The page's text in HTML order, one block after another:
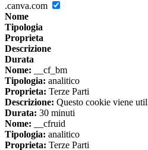
.canva.com
Nome
Tipologia
Proprieta
Descrizione
Durata
Nome: __cf_bm
Tipologia: analitico
Proprieta: Terze Parti
Descrizione: Questo cookie viene
Durata: 30 minuti
Nome: __cfruid
Tipologia: analitico
Proprieta: Terze Parti